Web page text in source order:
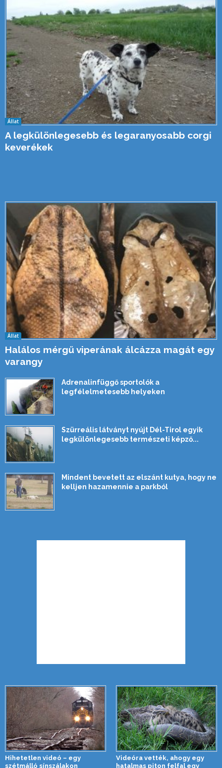
Állat
A legkülönlegesebb és legaranyosabb corgi
keverékek
Állat
Halálos mérgű viperának álcázza magát egy
varangy
Adrenalinfüggő sportolók a
legfélelmetesebb helyeken
Szürreális látványt nyújt Dél-Tirol egyik
legkülönlegesebb természeti képző...
Mindent bevetett az elszánt kutya, hogy ne
kelljen hazamennie a parkból
Hihetetlen videó – egy
szétmálló sínszálakon
Videóra vették, ahogy egy
hatalmas piton felfal egy